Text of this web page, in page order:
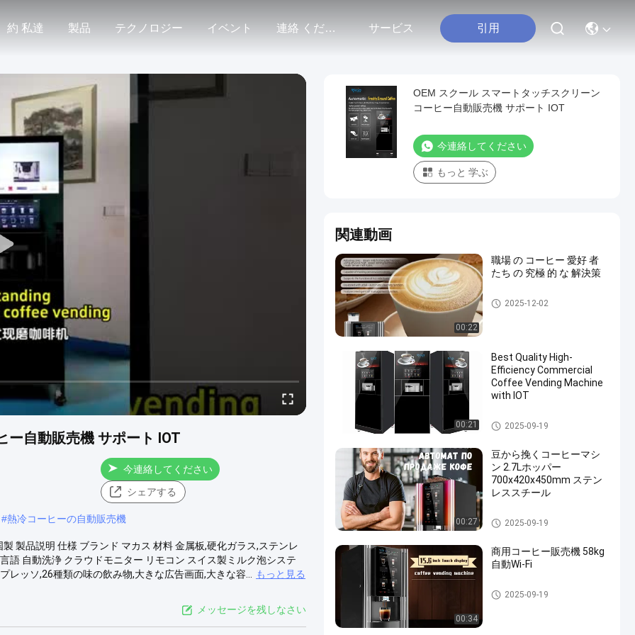
約 私達 製品 テクノロジー イベント 連絡 ください サービス 引用
ー自動販売機 サポート IOT
今連絡してください
シェアする
#熱冷コーヒーの自動販売機
製品説明 仕様 ブランド マカス 材料 金属板,硬化ガラス,ステンレ
語 自動洗浄 クラウドモニター リモコン スイス製ミルク泡システ
ッソ,26種類の味の飲み物,大きな広告画面,大きな容...
もっと見る
メッセージを残しなさい
OEM スクール スマートタッチスクリーン
コーヒー自動販売機 サポート IOT
今連絡してください
もっと 学ぶ
関連動画
00:22
職場 の コーヒー 愛好 者
たち の 究極 的 な 解決策
商用コーヒー自動販売機
2025-12-02
00:21
Best Quality High-
Efficiency Commercial
Coffee Vending Machine
with IOT
商用コーヒー自動販売機
2025-09-19
00:27
豆から挽くコーヒーマシ
ン 2.7Lホッパー
700x420x450mm ステン
レススチール
商用コーヒー自動販売機
2025-09-19
00:34
商用コーヒー販売機 58kg
自動Wi-Fi
商用コーヒー自動販売機
2025-09-19